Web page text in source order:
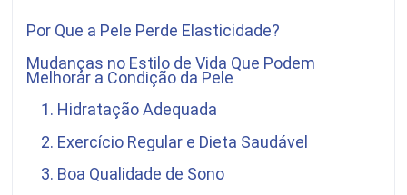
Por Que a Pele Perde Elasticidade?
Mudanças no Estilo de Vida Que Podem
Melhorar a Condição da Pele
1. Hidratação Adequada
2. Exercício Regular e Dieta Saudável
3. Boa Qualidade de Sono